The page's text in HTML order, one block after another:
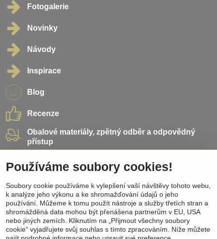
Fotogalerie
Novinky
Návody
Inspirace
Blog
Recenze
Obalové materiály, zpětný odběr a odpovědný
přístup
Přidejte se k nám
Sociální sítě
Facebook
Instagram
Pinterest
Youtube
Používáme soubory cookies!
Soubory cookie používáme k vylepšení vaší návštěvy tohoto webu,
k analýze jeho výkonu a ke shromažďování údajů o jeho
používání. Můžeme k tomu použít nástroje a služby třetích stran a
shromážděná data mohou být přenášena partnerům v EU, USA
nebo jiných zemích. Kliknutím na „Přijmout všechny soubory
cookie“ vyjadřujete svůj souhlas s tímto zpracováním. Níže můžete